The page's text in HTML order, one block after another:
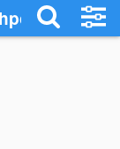
- Ouça